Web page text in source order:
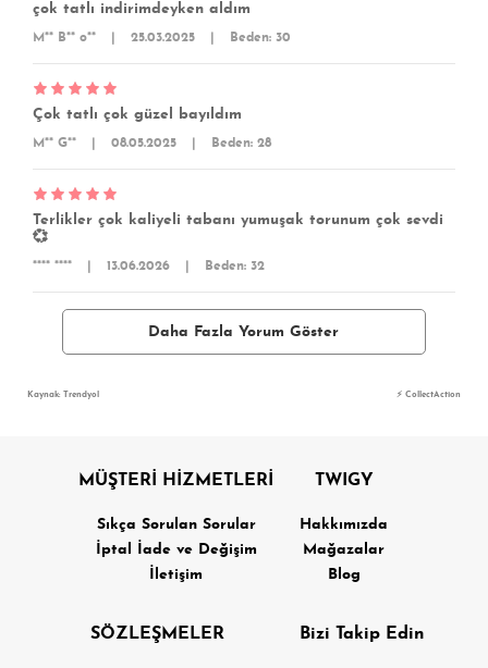
çok tatlı indirimdeyken aldım
M** B** o** 25.03.2025 Beden: 30
Çok tatlı çok güzel bayıldım
M** G** 08.05.2025 Beden: 28
Terlikler çok kaliyeli tabanı yumuşak torunum çok sevdi
💞
**** **** 13.06.2026 Beden: 32
Daha Fazla Yorum Göster
Kaynak: Trendyol ⚡ CollectAction
MÜŞTERİ HİZMETLERİ
Sıkça Sorulan Sorular
İptal İade ve Değişim
İletişim
TWIGY
Hakkımızda
Mağazalar
Blog
SÖZLEŞMELER Bizi Takip Edin